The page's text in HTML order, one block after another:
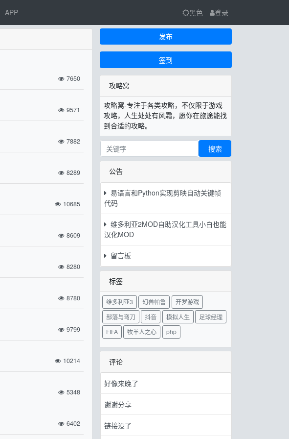
APP 黑色 登录
7650
9571
7882
8289
10685
8609
8280
8780
9799
10214
5348
6402
发布
签到
攻略窝
攻略窝-专注于各类攻略，不仅限于游戏
攻略，人生处处有风霜，愿你在旅途能找
到合适的攻略。
搜索
公告
易语言和Python实现剪映自动关键帧
代码
维多利亚2MOD自助汉化工具小白也能
汉化MOD
留言板
标签
维多利亚3 幻兽帕鲁
开罗游戏
部落与弯刀
抖音 模拟人生
足球经理
FIFA
牧羊人之心 php
评论
好像来晚了
谢谢分享
链接没了